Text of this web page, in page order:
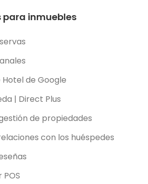
para inmuebles
de Google
| Direct Plus
de propiedades
con los huéspedes